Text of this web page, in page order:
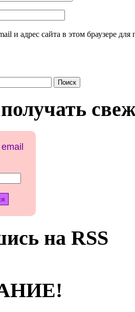
и адрес сайта в этом браузере
на RSS